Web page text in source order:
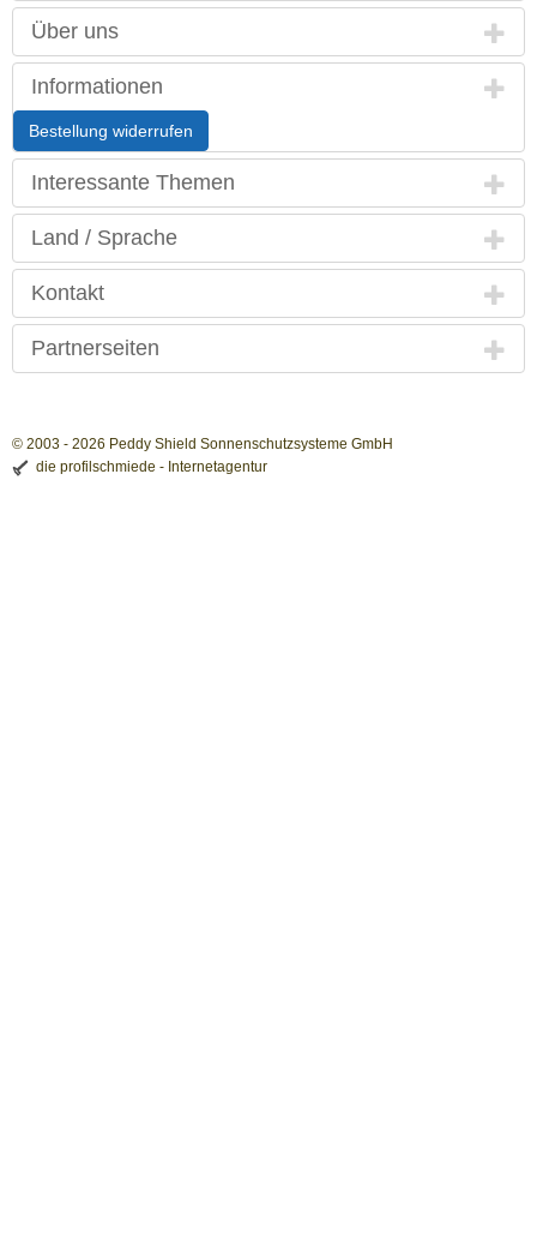
Über uns
Informationen
Bestellung widerrufen
Interessante Themen
Land / Sprache
Kontakt
Partnerseiten
© 2003 - 2026 Peddy Shield Sonnenschutzsysteme GmbH
die profilschmiede - Internetagentur